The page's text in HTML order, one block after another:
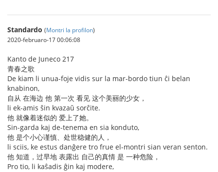
Standardo (Montri la profilon)
2020-februaro-17 00:06:08
Kanto de Juneco 217
青春之歌
De kiam li unua-foje vidis sur la mar-bordo tiun ĉi belan
knabinon,
自从 在海边 他 第一次 看见 这个美丽的少女，
li ek-amis ŝin kvazaŭ sorĉite.
他 就像着迷似的 爱上了她。
Sin-garda kaj de-tenema en sia konduto,
他 是个小心谨慎、处世稳健的人，
li sciis, ke estus danĝere tro frue el-montri sian veran senton.
他 知道，过早地 表露出 自己的真情 是 一种危险，
Pro tio, li kaŝadis ĝin kaj modere,